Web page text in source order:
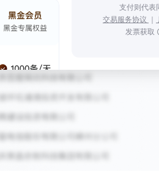
支付则代表
交易服务协议 ｜
发票获取